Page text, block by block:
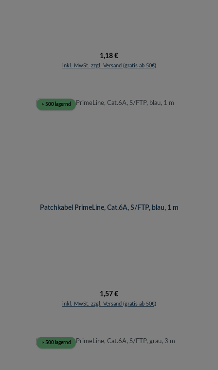
Regulärer Preis:
1,18 €
inkl. MwSt. zzgl. Versand (gratis ab 50€)
> 500 lagernd
Patchkabel PrimeLine, Cat.6A, S/FTP, blau, 1 m
Regulärer Preis:
1,57 €
inkl. MwSt. zzgl. Versand (gratis ab 50€)
> 500 lagernd